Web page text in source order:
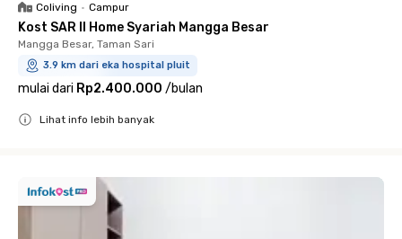
Coliving • Campur
Kost SAR II Home Syariah Mangga Besar
Mangga Besar, Taman Sari
3.9 km dari eka hospital pluit
mulai dari Rp2.400.000 /bulan
Lihat info lebih banyak